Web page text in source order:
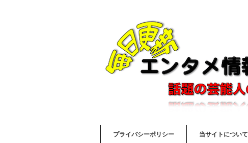
プライバシーポリシー 当サイトについて